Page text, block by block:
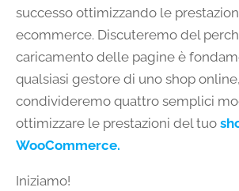
successo ottimizzando le
ecommerce. Discuteremo del
caricamento delle pagine è
qualsiasi gestore di uno shop
condivideremo quattro semplici
ottimizzare le prestazioni del tuo
WooCommerce.
Iniziamo!